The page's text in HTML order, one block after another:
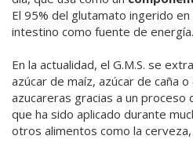
El 95% del glutamato ingerido
intestino como fuente de energía.
En la actualidad, el G.M.S. se
azúcar de maíz, azúcar de caña
azucareras gracias a un proceso
que ha sido aplicado durante
otros alimentos como la